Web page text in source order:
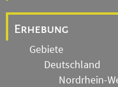
Erhebung
Gebiete
Deutschland
Nordrhein-